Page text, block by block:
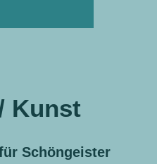
Kunst
Schöngeister